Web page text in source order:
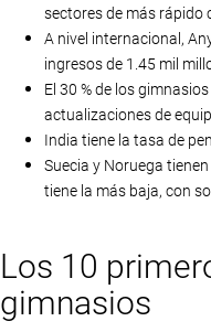
sectores de más rápido
A nivel internacional,
ingresos de 1.45 mil
El 30 % de los
actualizaciones de
India tiene la tasa de
Suecia y Noruega
tiene la más baja, con
Los 10
gimnasios